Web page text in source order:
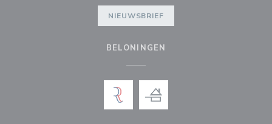
NIEUWSBRIEF
BELONINGEN